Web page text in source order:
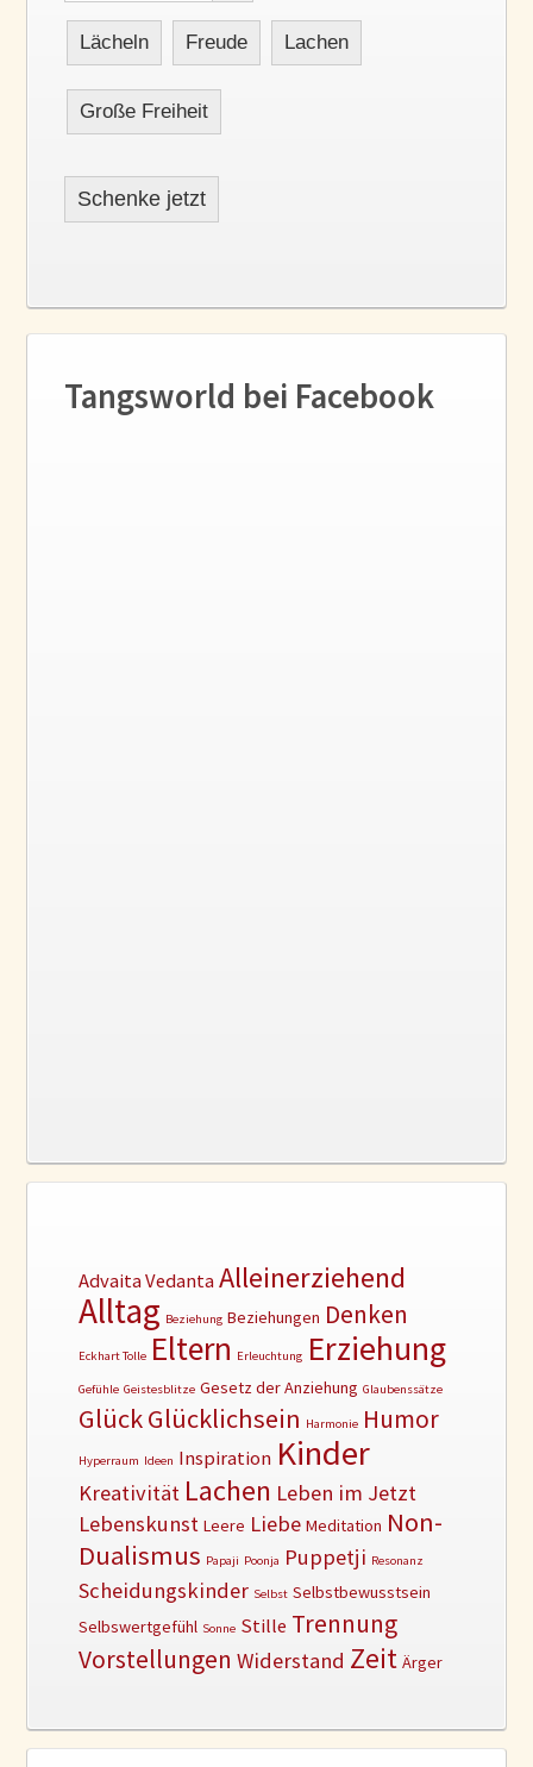
Lächeln Freude Lachen
Große Freiheit
Schenke jetzt
Tangsworld bei Facebook
Advaita Vedanta Alleinerziehend
Alltag Beziehung Beziehungen Denken
Eckhart Tolle Eltern Erleuchtung Erziehung
Gefühle Geistesblitze Gesetz der Anziehung Glaubenssätze
GlückGlücklichsein Harmonie Humor
Hyperraum Ideen Inspiration Kinder
Kreativität Lachen Leben im Jetzt
Lebenskunst Leere Liebe Meditation Non-
Dualismus Papaji Poonja Puppetji Resonanz
Scheidungskinder Selbst Selbstbewusstsein
Selbswertgefühl Sonne Stille Trennung
Vorstellungen Widerstand Zeit Ärger